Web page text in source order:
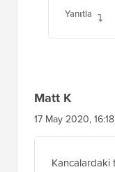
Matt K
17 May 2020, 16:18